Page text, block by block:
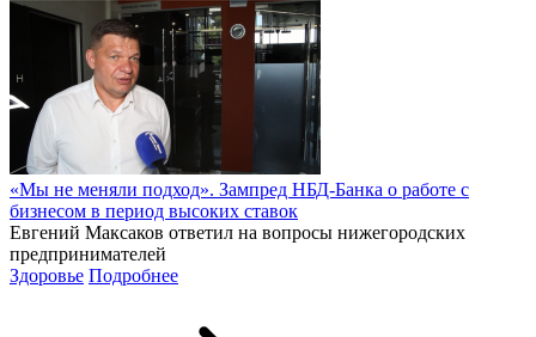
«Мы не меняли подход». Зампред НБД-Банка о работе с
бизнесом в период высоких ставок
Евгений Максаков ответил на вопросы нижегородских
предпринимателей
Здоровье Подробнее